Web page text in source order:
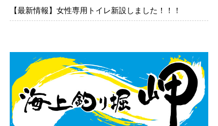
【最新情報】女性専用トイレ新設しました！！！